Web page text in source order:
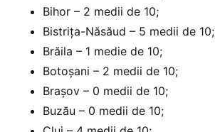
Bihor – 2 medii de 10;
Bistrița-Năsăud – 5 medii de 10;
Brăila – 1 medie de 10;
Botoșani – 2 medii de 10;
Brașov – 0 medii de 10;
Buzău – 0 medii de 10;